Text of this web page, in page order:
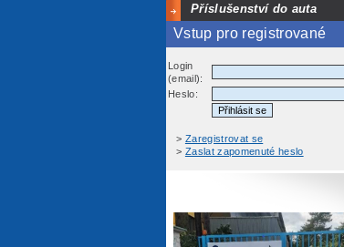
Příslušenství do auta
Vstup pro registrované
Login
(email):
Heslo:
> Zaregistrovat se
> Zaslat zapomenuté heslo